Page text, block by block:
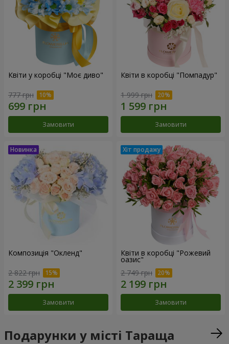
Квіти у коробці "Моє диво"
777 грн
Замовити
Квіти в коробці "Помпадур"
1 999 грн
Замовити
Композиція "Окленд"
2 822 грн
Замовити
Квіти в коробці "Рожевий
оазис"
2 749 грн
Замовити
Подарунки у місті Тараща